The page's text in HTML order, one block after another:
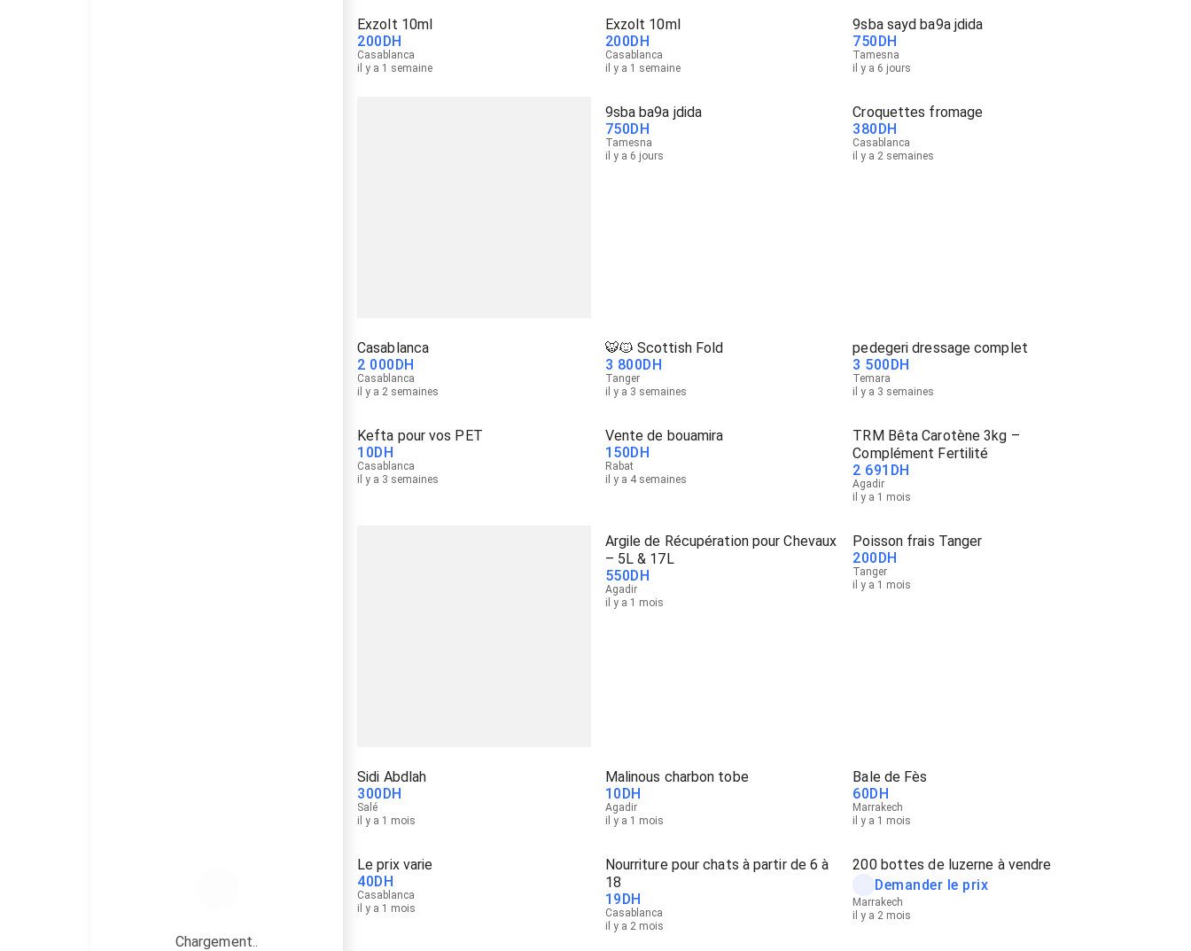
Chargement..
Exzolt 10ml
200 DH
Casablanca
il y a 1 semaine
Exzolt 10ml
200 DH
Casablanca
il y a 1 semaine
9sba sayd ba9a jdida
750 DH
Tamesna
il y a 6 jours
9sba ba9a jdida
750 DH
Tamesna
il y a 6 jours
Croquettes fromage
380 DH
Casablanca
il y a 2 semaines
Casablanca
2 000 DH
Casablanca
il y a 2 semaines
🐯🐱 Scottish Fold
3 800 DH
Tanger
il y a 3 semaines
pedegeri dressage complet
3 500 DH
Temara
il y a 3 semaines
Kefta pour vos PET
10 DH
Casablanca
il y a 3 semaines
Vente de bouamira
150 DH
Rabat
il y a 4 semaines
TRM Bêta Carotène 3kg –
Complément Fertilité
2 691 DH
Agadir
il y a 1 mois
Argile de Récupération pour Chevaux
– 5L & 17L
550 DH
Agadir
il y a 1 mois
Poisson frais Tanger
200 DH
Tanger
il y a 1 mois
Sidi Abdlah
300 DH
Salé
il y a 1 mois
Malinous charbon tobe
10 DH
Agadir
il y a 1 mois
Bale de Fès
60 DH
Marrakech
il y a 1 mois
Le prix varie
40 DH
Casablanca
il y a 1 mois
Nourriture pour chats à partir de 6 à
18
19 DH
Casablanca
il y a 2 mois
200 bottes de luzerne à vendre
Demander le prix
Marrakech
il y a 2 mois